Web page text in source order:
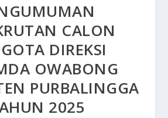
CALON
DIREKSI
OWABONG
PURBALINGGA
2025